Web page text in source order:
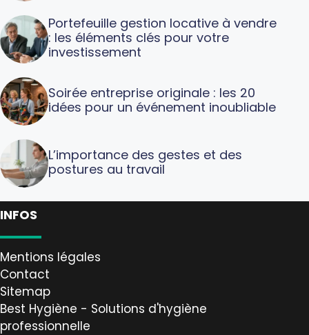
Portefeuille gestion locative à vendre
: les éléments clés pour votre
investissement
Soirée entreprise originale : les 20
idées pour un événement inoubliable
L’importance des gestes et des
postures au travail
INFOS
Mentions légales
Contact
Sitemap
Best Hygiène - Solutions d'hygiène
professionnelle